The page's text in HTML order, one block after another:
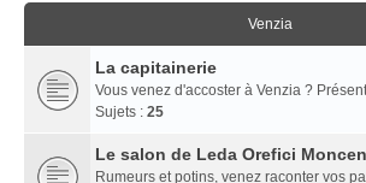
Venzia
La capitainerie
Vous venez d'accoster à Venzia ?
Sujets : 25
Le salon de Leda Orefici
Rumeurs et potins, venez raconter vos